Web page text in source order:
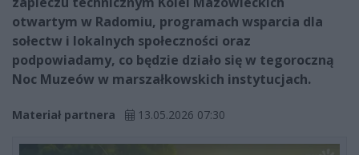
otwartym w Radomiu, programach wsparcia dla
sołectw i lokalnych społeczności oraz
podpowiadamy, co będzie działo się w tegoroczną
Noc Muzeów w marszałkowskich instytucjach.
Materiał partnera 13.05.2026 07:30